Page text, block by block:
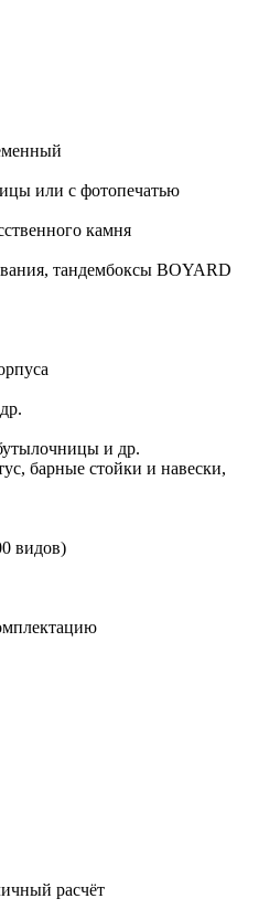
или с фотопечатью
камня
тандембоксы BOYARD
и др.
барные стойки и навески,
видов)
расчёт